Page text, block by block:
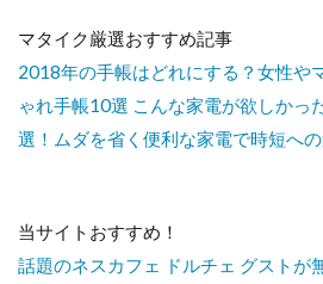
マタイク厳選おすすめ記事
2018年の手帳はどれにする？女性や
ゃれ手帳10選 こんな家電が欲しかっ
選！ムダを省く便利な家電で時短へ
当サイトおすすめ！
話題のネスカフェ ドルチェ グストが